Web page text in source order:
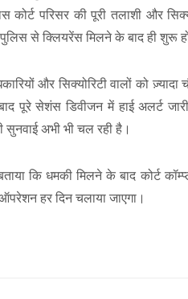
परिसर की पूरी तलाशी और
पुलिस से क्लियरेंस मिलने के बाद ही शुरू
और सिक्योरिटी वालों को
पूरे सेशंस डिवीजन में हाई अलर्ट
अभी भी चल रही है।
कि धमकी मिलने के बाद कोर्ट
हर दिन चलाया जाएगा।